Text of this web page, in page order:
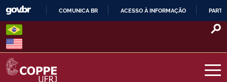
Skip
content
O
COMUNICA BR ACESSO À INFORMAÇÃO